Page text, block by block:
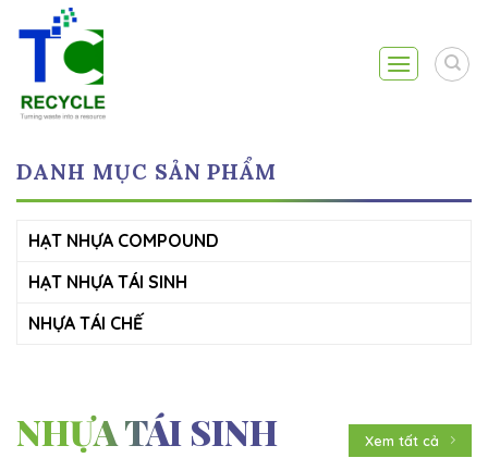
DANH MỤC SẢN PHẨM
HẠT NHỰA COMPOUND
HẠT NHỰA TÁI SINH
NHỰA TÁI CHẾ
NHỰA TÁI SINH Xem tất cả